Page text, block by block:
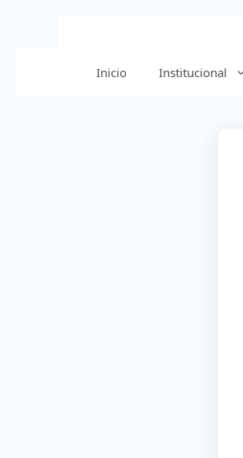
Inicio Institucional